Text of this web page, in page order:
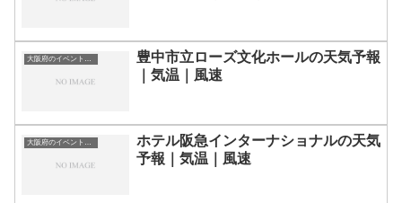
豊中市立ローズ文化ホールの天気予報
｜気温｜風速
ホテル阪急インターナショナルの天気
予報｜気温｜風速